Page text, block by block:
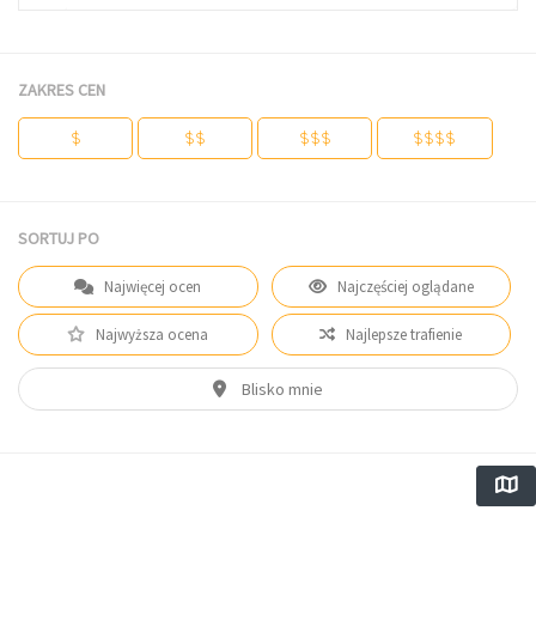
ZAKRES CEN
$ $$ $$$ $$$$
SORTUJ PO
Najwięcej ocen Najczęściej oglądane
Najwyższa ocena Najlepsze trafienie
Blisko mnie